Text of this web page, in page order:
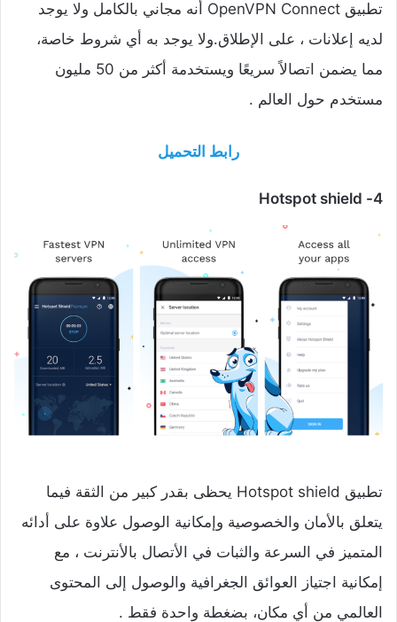
تطبيق OpenVPN Connect أنه مجاني بالكامل ولا يوجد
لديه إعلانات ، على الإطلاق.ولا يوجد به أي شروط خاصة،
مما يضمن اتصالاً سريعًا ويستخدمة أكثر من 50 مليون
مستخدم حول العالم .
رابط التحميل
4- Hotspot shield
تطبيق Hotspot shield يحظى بقدر كبير من الثقة فيما
يتعلق بالأمان والخصوصية وإمكانية الوصول علاوة على أدائه
المتميز في السرعة والثبات في الأتصال بالأنترنت ، مع
إمكانية اجتياز العوائق الجغرافية والوصول إلى المحتوى
العالمي من أي مكان، بضغطة واحدة فقط .